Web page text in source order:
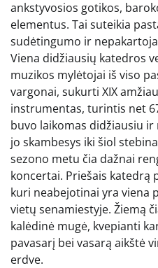
ankstyvosios gotikos,
elementus. Tai suteikia
sudėtingumo ir
Viena didžiausių katedros
muzikos mylėtojai iš viso
vargonai, sukurti XIX
instrumentas, turintis net
buvo laikomas didžiausiu
jo skambesys iki šiol
sezono metu čia dažnai
koncertai. Priešais katedrą
kuri neabejotinai yra viena
vietų senamiestyje. Žiemą
kalėdinė mugė, kvepianti
pavasarį bei vasarą aikštė
erdve.